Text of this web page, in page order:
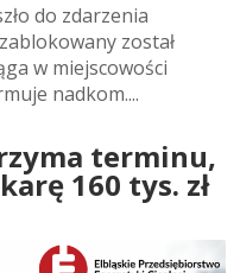
do zdarzenia
został
w miejscowości
nadkom....
terminu,
160 tys. zł